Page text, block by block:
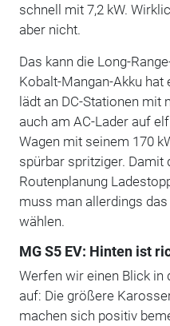
schnell mit 7,2 kW.
aber nicht.
Das kann die Long-
Kobalt-Mangan-Akku hat
lädt an DC-Stationen mit
auch am AC-Lader auf
Wagen mit seinem 170
spürbar spritziger. Damit
Routenplanung
muss man allerdings
wählen.
MG S5 EV: Hinten ist
Werfen wir einen Blick
auf: Die größere
machen sich positiv